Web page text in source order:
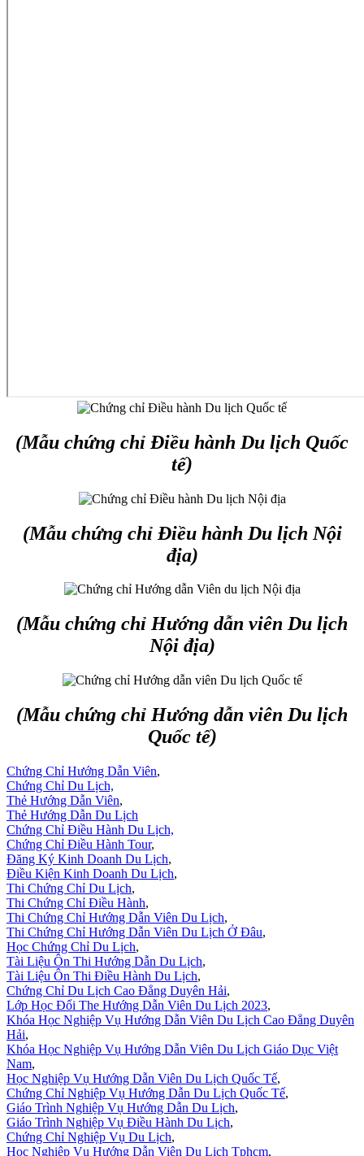
(Mẫu chứng chỉ Điều hành Du lịch Quốc
tế)
(Mẫu chứng chỉ Điều hành Du lịch Nội
địa)
(Mẫu chứng chỉ Hướng dẫn viên Du lịch
Nội địa)
(Mẫu chứng chỉ Hướng dẫn viên Du lịch
Quốc tế)
Chứng Chỉ Hướng Dẫn Viên,
Chứng Chỉ Du Lịch,
Thẻ Hướng Dẫn Viên,
Thẻ Hướng Dẫn Du Lịch
Chứng Chỉ Điều Hành Du Lịch,
Chứng Chỉ Điều Hành Tour,
Đăng Ký Kinh Doanh Du Lịch,
Điều Kiện Kinh Doanh Du Lịch,
Thi Chứng Chỉ Du Lịch,
Thi Chứng Chỉ Điều Hành,
Thi Chứng Chỉ Hướng Dẫn Viên Du Lịch,
Thi Chứng Chỉ Hướng Dẫn Viên Du Lịch Ở Đâu,
Học Chứng Chỉ Du Lịch,
Tài Liệu Ôn Thi Hướng Dẫn Du Lịch,
Tài Liệu Ôn Thi Điều Hành Du Lịch,
Chứng Chỉ Du Lịch Cao Đẳng Duyên Hải,
Lớp Học Đổi The Hướng Dẫn Viên Du Lịch 2023,
Khóa Học Nghiệp Vụ Hướng Dẫn Viên Du Lịch Cao Đẳng Duyên
Hải,
Khóa Học Nghiệp Vụ Hướng Dẫn Viên Du Lịch Giáo Dục Việt
Nam,
Học Nghiệp Vụ Hướng Dẫn Viên Du Lịch Quốc Tế,
Chứng Chỉ Nghiệp Vụ Hướng Dẫn Du Lịch Quốc Tế,
Giáo Trình Nghiệp Vụ Hướng Dẫn Du Lịch,
Giáo Trình Nghiệp Vụ Điều Hành Du Lịch,
Chứng Chỉ Nghiệp Vụ Du Lịch,
Học Nghiệp Vụ Hướng Dẫn Viên Du Lịch Tphcm,